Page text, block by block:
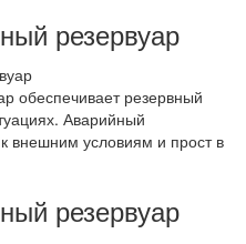
резервуар
обеспечивает резервный
Аварийный
внешним условиям и прост в
резервуар